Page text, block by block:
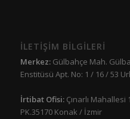
İLETİŞİM BİLGİLERİ
Merkez:Gülbahçe Mah.
Enstitüsü Apt. No: 1 / 16 / 53
İrtibat Ofisi: Çınarlı Mahallesi
PK.35170 Konak / İzmir